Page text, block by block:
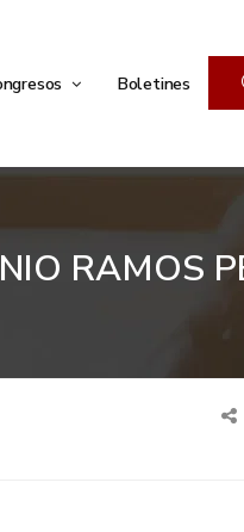
Boletines
RAMOS